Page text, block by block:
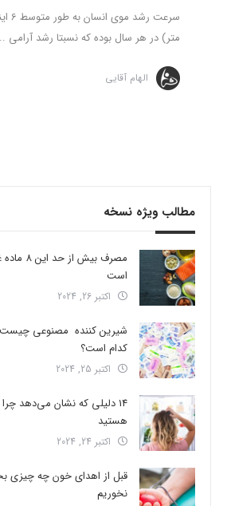
متر) در هر سال بوده که نسبتا رشد آرامی
الهام آقایی
مطالب ویژه نسخه
مصرف
است
اکتبر 26, 2024
شیرین کننده مصنوعی
کدام است؟
اکتبر 25, 2024
14 دلیلی که نشان می‌دهد
هستید
اکتبر 24, 2024
قبل از اهدای خون چه چیزی
نخوریم